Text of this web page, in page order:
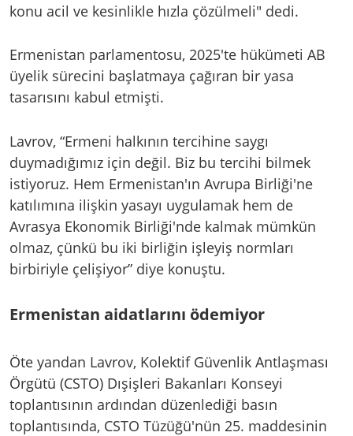
konu acil ve kesinlikle hızla çözülmeli" dedi.
Ermenistan parlamentosu, 2025'te hükümeti AB
üyelik sürecini başlatmaya çağıran bir yasa
tasarısını kabul etmişti.
Lavrov, “Ermeni halkının tercihine saygı
duymadığımız için değil. Biz bu tercihi bilmek
istiyoruz. Hem Ermenistan'ın Avrupa Birliği'ne
katılımına ilişkin yasayı uygulamak hem de
Avrasya Ekonomik Birliği'nde kalmak mümkün
olmaz, çünkü bu iki birliğin işleyiş normları
birbiriyle çelişiyor” diye konuştu.
Ermenistan aidatlarını ödemiyor
Öte yandan Lavrov, Kolektif Güvenlik Antlaşması
Örgütü (CSTO) Dışişleri Bakanları Konseyi
toplantısının ardından düzenlediği basın
toplantısında, CSTO Tüzüğü'nün 25. maddesinin